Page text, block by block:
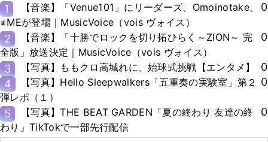
1
【音楽】「Venue101」にリーダーズ、Omoinotake、
≠MEが登場｜MusicVoice（vois ヴォイス）
0
2
【音楽】「十勝でロックを切り拓ひらく～ZION～ 完
全版」放送決定｜MusicVoice（vois ヴォイス）
0
3 【写真】ももクロ高城れに、始球式挑戦【エンタメ】
0
4
【写真】Hello Sleepwalkers「五重奏の実験室」第２
弾レポ（１）
0
5
【写真】THE BEAT GARDEN「夏の終わり 友達の終
わり」TikTokで一部先行配信
0